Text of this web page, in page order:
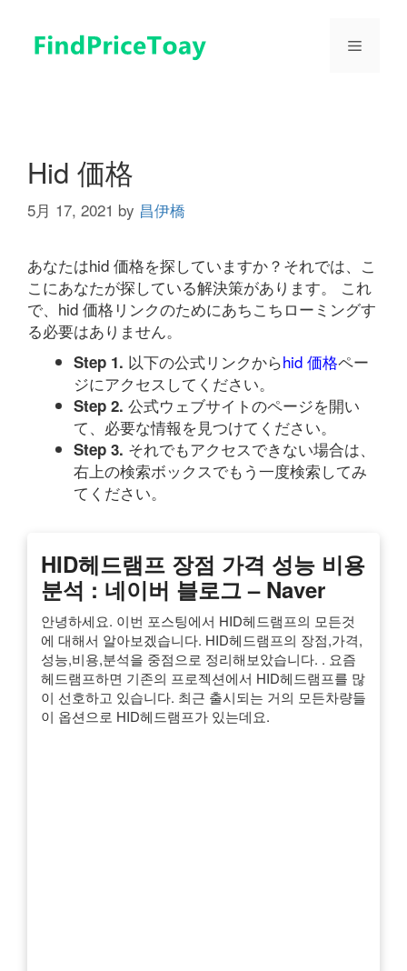
メ
Hid 価格
5月 17, 2021 by 昌伊橋
あなたはhid 価格を探していますか？それでは、こ
こにあなたが探している解決策があります。 これ
で、hid 価格リンクのためにあちこちローミングす
る必要はありません。
Step 1. 以下の公式リンクからhid 価格ペー
ジにアクセスしてください。
Step 2. 公式ウェブサイトのページを開い
て、必要な情報を見つけてください。
Step 3. それでもアクセスできない場合は、
右上の検索ボックスでもう一度検索してみ
てください。
HID헤드램프 장점 가격 성능 비용
분석 : 네이버 블로그 – Naver
안녕하세요. 이번 포스팅에서 HID헤드램프의 모든것
에 대해서 알아보겠습니다. HID헤드램프의 장점,가격,
성능,비용,분석을 중점으로 정리해보았습니다. . 요즘
헤드램프하면 기존의 프로젝션에서 HID헤드램프를 많
이 선호하고 있습니다. 최근 출시되는 거의 모든차량들
이 옵션으로 HID헤드램프가 있는데요.